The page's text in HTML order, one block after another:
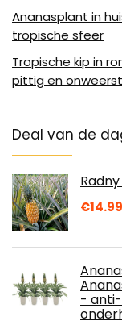
Ananasplant in
tropische sfeer
Tropische kip in
pittig en
Deal van de
€14.99
-